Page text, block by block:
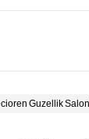
Guzellik